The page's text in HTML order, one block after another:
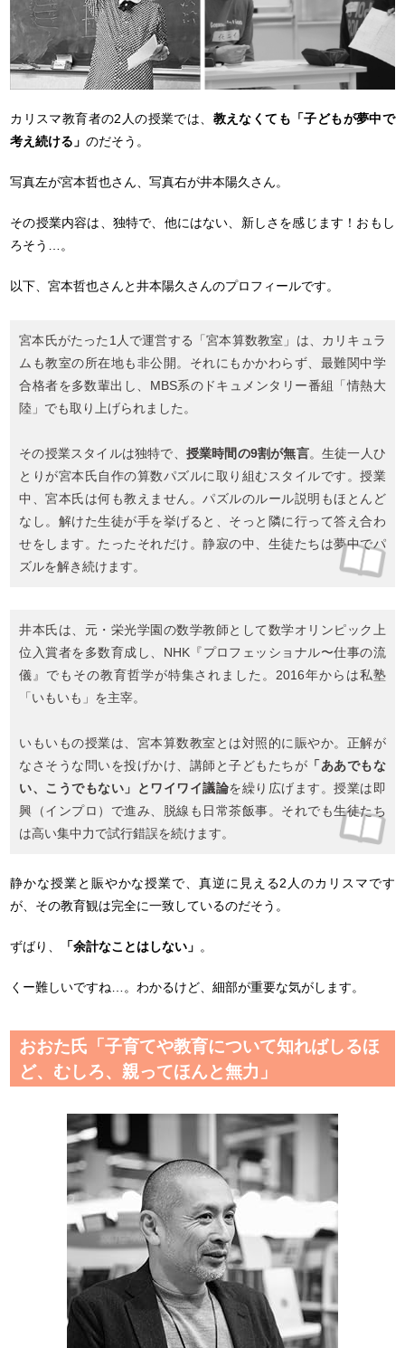
カリスマ教育者の2人の授業では、 教えなくても「子どもが夢中で
考え続ける」のだそう。
写真左が宮本哲也さん、写真右が井本陽久さん。
その授業内容は、独特で、他にはない、新しさを感じます！おもし
ろそう…。
以下、宮本哲也さんと井本陽久さんのプロフィールです。
宮本氏がたった1人で運営する「宮本算数教室」は、カリキュラ
ムも教室の所在地も非公開。それにもかかわらず、最難関中学
合格者を多数輩出し、MBS系のドキュメンタリー番組「情熱大
陸」でも取り上げられました。
その授業スタイルは独特で、 授業時間の9割が無言。生徒一人ひ
とりが宮本氏自作の算数パズルに取り組むスタイルです。授業
中、宮本氏は何も教えません。パズルのルール説明もほとんど
なし。解けた生徒が手を挙げると、そっと隣に行って答え合わ
せをします。たったそれだけ。静寂の中、生徒たちは夢中でパ
ズルを解き続けます。
井本氏は、元・栄光学園の数学教師として数学オリンピック上
位入賞者を多数育成し、NHK『プロフェッショナル〜仕事の流
儀』でもその教育哲学が特集されました。2016年からは私塾
「いもいも」を主宰。
いもいもの授業は、宮本算数教室とは対照的に賑やか。正解が
なさそうな問いを投げかけ、講師と子どもたちが 「ああでもな
い、こうでもない」とワイワイ議論を繰り広げます。授業は即
興（インプロ）で進み、脱線も日常茶飯事。それでも生徒たち
は高い集中力で試行錯誤を続けます。
静かな授業と賑やかな授業で、真逆に見える2人のカリスマです
が、その教育観は完全に一致しているのだそう。
ずばり、 「余計なことはしない」 。
くー難しいですね…。わかるけど、細部が重要な気がします。
おおた氏「子育てや教育について知ればしるほ
ど、むしろ、親ってほんと無力」